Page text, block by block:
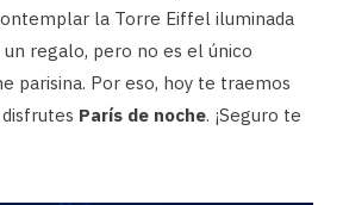
la Torre Eiffel iluminada
regalo, pero no es el único
parisina. Por eso, hoy te traemos
París de noche. ¡Seguro te